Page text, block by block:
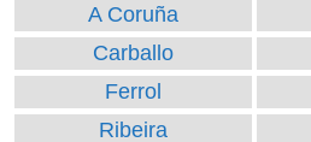
A Coruña
Carballo
Ferrol
Ribeira